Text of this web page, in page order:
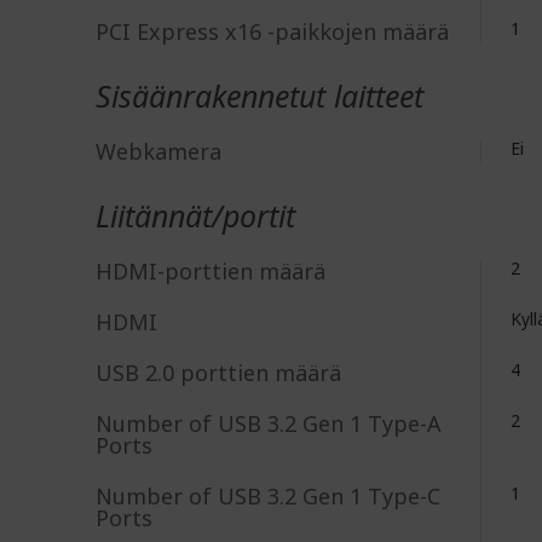
PCI Express x16 -paikkojen määrä 1
Sisäänrakennetut laitteet
Webkamera Ei
Liitännät/portit
HDMI-porttien määrä 2
HDMI
USB 2.0 porttien määrä 4
Number of USB 3.2 Gen 1 Type-A
Ports
2
Number of USB 3.2 Gen 1 Type-C
Ports
1